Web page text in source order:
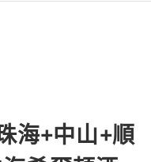
海+中山+順